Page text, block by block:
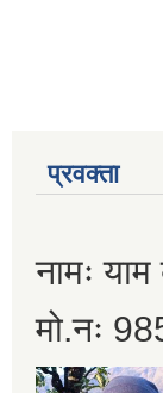
प्रवक्ता
नामः याम
मो.नः